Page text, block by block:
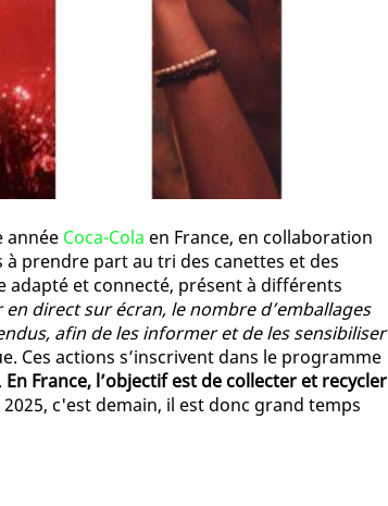
année Coca-Cola en France, en collaboration
prendre part au tri des canettes et des
adapté et connecté, présent à différents
direct sur écran, le nombre d’emballages
afin de les informer et de les sensibiliser
Ces actions s’inscrivent dans le programme
En France, l’objectif est de collecter et recycler
2025, c'est demain, il est donc grand temps